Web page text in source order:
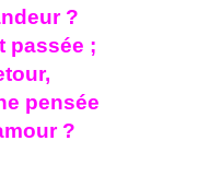
?
passée ;
pensée
?